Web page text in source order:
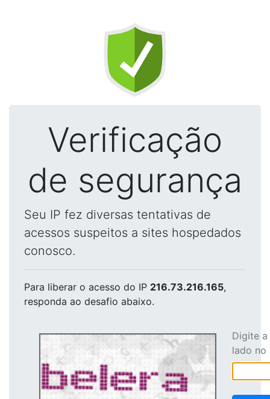
Verificação
de segurança
Seu IP fez diversas tentativas de
acessos suspeitos a sites hospedados
conosco.
Para liberar o acesso do IP 216.73.216.165,
responda ao desafio abaixo.
Digite
lado no